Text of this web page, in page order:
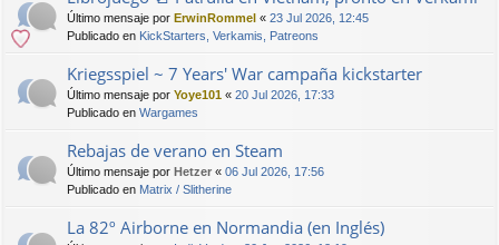
Último mensaje por ErwinRommel « 23 Jul 2026, 12:45
Publicado en KickStarters, Verkamis, Patreons
Kriegsspiel ~ 7 Years' War campaña kickstarter
Último mensaje por Yoye101 « 20 Jul 2026, 17:33
Publicado en Wargames
Rebajas de verano en Steam
Último mensaje por Hetzer « 06 Jul 2026, 17:56
Publicado en Matrix / Slitherine
La 82º Airborne en Normandia (en Inglés)